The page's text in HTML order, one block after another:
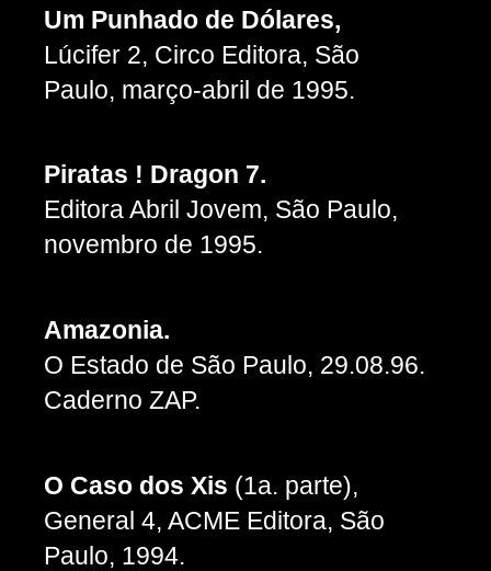
Um Punhado de Dólares,
Lúcifer 2, Circo Editora, São
Paulo, março-abril de 1995.
Piratas ! Dragon 7.
Editora Abril Jovem, São Paulo,
novembro de 1995.
Amazonia.
O Estado de São Paulo, 29.08.96.
Caderno ZAP.
O Caso dos Xis (1a. parte),
General 4, ACME Editora, São
Paulo, 1994.